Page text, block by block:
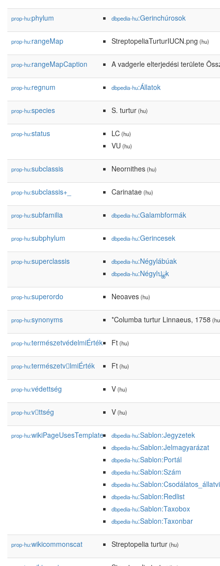
prop-hu:phylum dbpedia-hu:Gerinchúrosok
prop-hu:rangeMap StreptopeliaTurturIUCN.png (hu)
prop-hu:rangeMapCaption A vadgerle elterjedési területe
prop-hu:regnum dbpedia-hu:Állatok
prop-hu:species S. turtur(hu)
prop-hu:status LC(hu)
VU (hu)
prop-hu:subclassis Neornithes(hu)
prop-hu:subclassis+_ Carinatae(hu)
prop-hu:subfamilia dbpedia-hu:Galambformák
prop-hu:subphylum dbpedia-hu:Gerincesek
prop-hu:superclassis dbpedia-hu:Négylábúak
dbpedia-hu:Négylปྪk
prop-hu:superordo Neoaves(hu)
prop-hu:synonyms *Columba turtur Linnaeus, 1758
prop-hu:természetvédelmiÉrték Ft(hu)
prop-hu:természetvlmiÉrték Ft(hu)
prop-hu:védettség V(hu)
prop-hu:vttség V(hu)
prop-hu:wikiPageUsesTemplate dbpedia-hu:Sablon:Jegyzetek
dbpedia-hu:Sablon:Jelmagyarázat
dbpedia-hu:Sablon:Portál
dbpedia-hu:Sablon:Szám
dbpedia-hu
dbpedia-hu:Sablon:Redlist
dbpedia-hu:Sablon:Taxobox
dbpedia-hu:Sablon:Taxonbar
prop-hu:wikicommonscat Streptopelia turtur(hu)